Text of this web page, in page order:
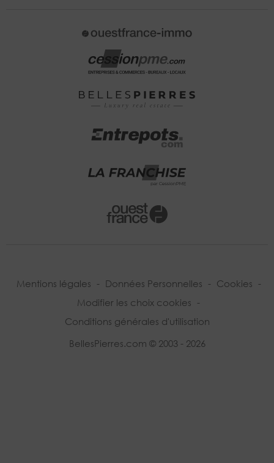
Mentions légales - Données Personnelles - Cookies -
Modifier les choix cookies -
Conditions générales d'utilisation
BellesPierres.com © 2003 - 2026